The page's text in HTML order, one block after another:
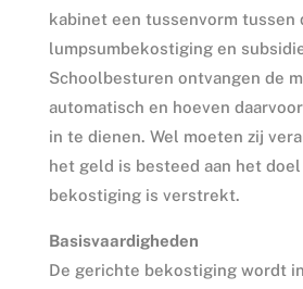
kabinet een tussenvorm tussen
lumpsumbekostiging en
Schoolbesturen ontvangen de
automatisch en hoeven
in te dienen. Wel moeten zij
het geld is besteed aan het
bekostiging is verstrekt.
Basisvaardigheden
De gerichte bekostiging wordt